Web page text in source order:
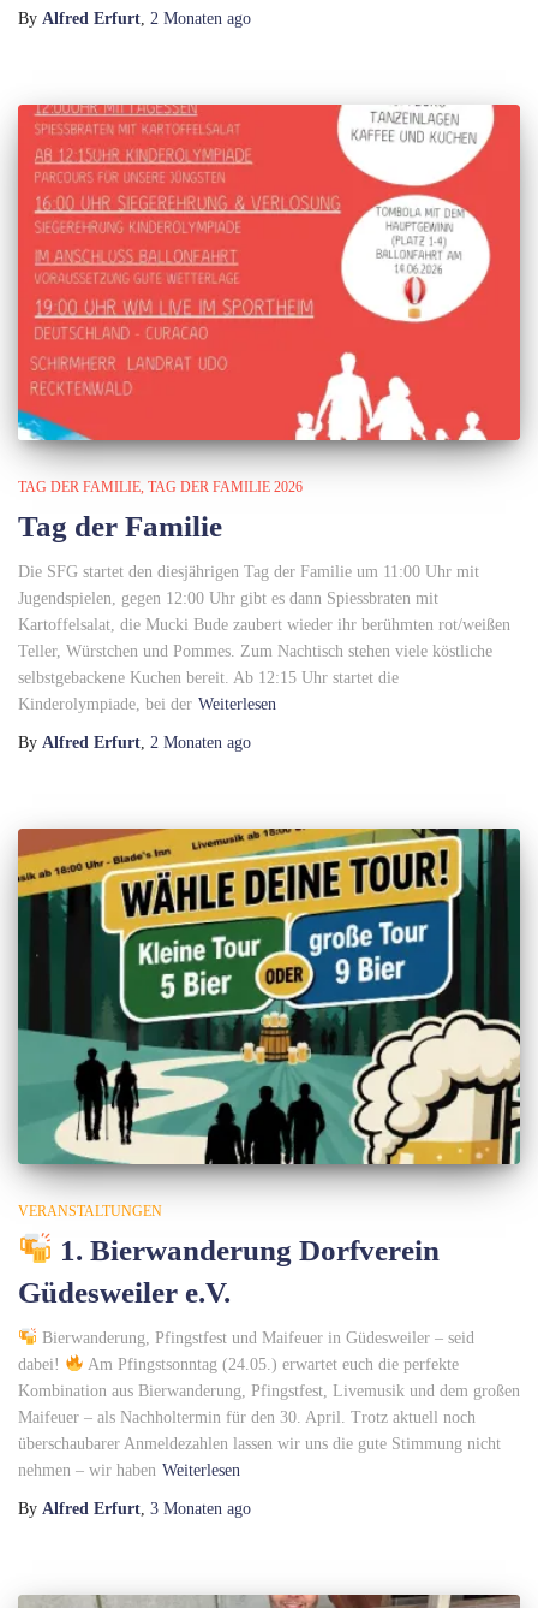
By Alfred Erfurt, 2 Monaten ago
TAG DER FAMILIE TAG DER FAMILIE 2026
Tag der Familie
Die SFG startet den diesjährigen Tag der Familie um 11:00 Uhr mit
Jugendspielen, gegen 12:00 Uhr gibt es dann Spiessbraten mit
Kartoffelsalat, die Mucki Bude zaubert wieder ihr berühmten rot/weißen
Teller, Würstchen und Pommes. Zum Nachtisch stehen viele köstliche
selbstgebackene Kuchen bereit. Ab 12:15 Uhr startet die
Kinderolympiade, bei der Weiterlesen
By Alfred Erfurt 2 Monaten ago
VERANSTALTUNGEN
1. Bierwanderung Dorfverein
Güdesweiler e.V.
Bierwanderung, Pfingstfest und Maifeuer in Güdesweiler – seid
dabei!
Am Pfingstsonntag (24.05.) erwartet euch die perfekte
Kombination aus Bierwanderung, Pfingstfest, Livemusik und dem großen
Maifeuer – als Nachholtermin für den 30. April. Trotz aktuell noch
überschaubarer Anmeldezahlen lassen wir uns die gute Stimmung nicht
nehmen – wir haben Weiterlesen
By Alfred Erfurt 3 Monaten ago